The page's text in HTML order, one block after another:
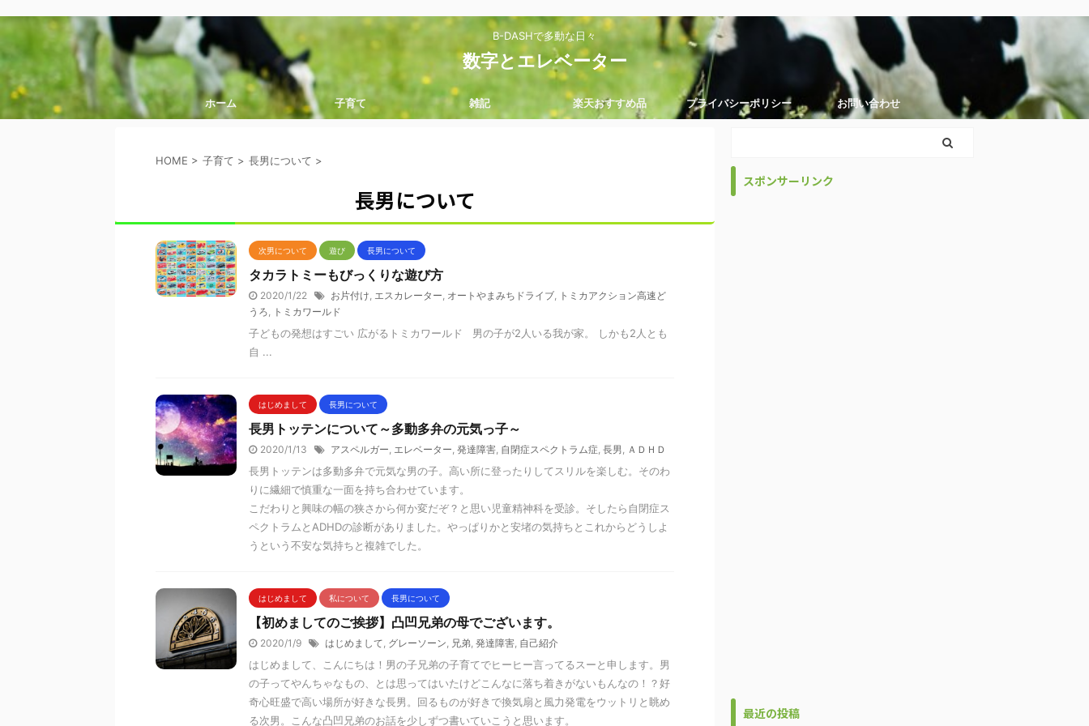
B-DASHで多動な日々
数字とエレベーター
ホーム 子育て 雑記 楽天おすすめ品 プライバシーポリシー お問い合わせ
HOME > 子育て > 長男について >
長男について
次男について 遊び 長男について
タカラトミーもびっくりな遊び方
2020/1/22 お片付け, エスカレーター, オートやまみちドライブ, トミカアクション高速ど
うろ, トミカワールド
子どもの発想はすごい 広がるトミカワールド 男の子が2人いる我が家。 しかも2人とも
自 ...
はじめまして 長男について
長男トッテンについて～多動多弁の元気っ子～
2020/1/13 アスペルガー, エレベーター, 発達障害, 自閉症スペクトラム症, 長男, ＡＤＨＤ
長男トッテンは多動多弁で元気な男の子。高い所に登ったりしてスリルを楽しむ。そのわ
りに繊細で慎重な一面を持ち合わせています。
こだわりと興味の幅の狭さから何か変だぞ？と思い児童精神科を受診。そしたら自閉症ス
ペクトラムとADHDの診断がありました。やっぱりかと安堵の気持ちとこれからどうしよ
うという不安な気持ちと複雑でした。
はじめまして 私について 長男について
【初めましてのご挨拶】凸凹兄弟の母でございます。
2020/1/9 はじめまして, グレーソーン, 兄弟, 発達障害, 自己紹介
はじめまして、こんにちは！男の子兄弟の子育てでヒーヒー言ってるスーと申します。男
の子ってやんちゃなもの、とは思ってはいたけどこんなに落ち着きがないもんなの！？好
奇心旺盛で高い場所が好きな長男。回るものが好きで換気扇と風力発電をウットリと眺め
る次男。こんな凸凹兄弟のお話を少しずつ書いていこうと思います。
スポンサーリンク
最近の投稿